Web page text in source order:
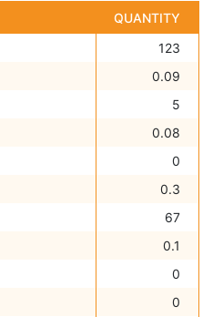
QUANTITY
123
0.09
5
0.08
0
0.3
67
0.1
0
0